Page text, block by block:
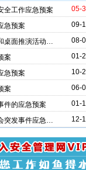
05-
全工作应急预案
09-
急预案
08-
桌面推演活动…
01-
案
10-
急预案
06-
案
01-
件的应急预案
12-
突发事件应急…